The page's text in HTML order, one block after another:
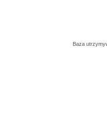
Baza